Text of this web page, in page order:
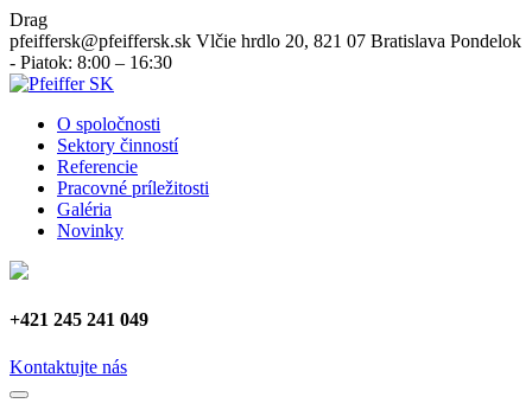
Drag
pfeiffersk@pfeiffersk.sk Vlčie hrdlo 20, 821 07 Bratislava Pondelok
- Piatok: 8:00 – 16:30
O spoločnosti
Sektory činností
Referencie
Pracovné príležitosti
Galéria
Novinky
+421 245 241 049
Kontaktujte nás